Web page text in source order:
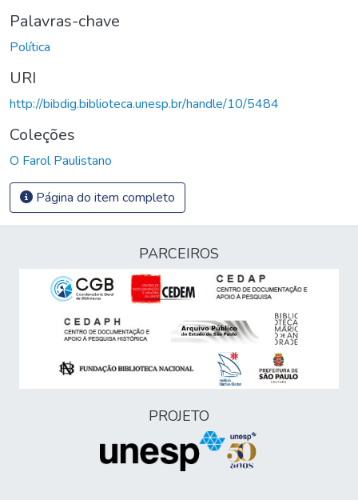
Palavras-chave
Política
URI
http://bibdig.biblioteca.unesp.br/handle/10/5484
Coleções
O Farol Paulistano
Página do item completo
PARCEIROS
PROJETO